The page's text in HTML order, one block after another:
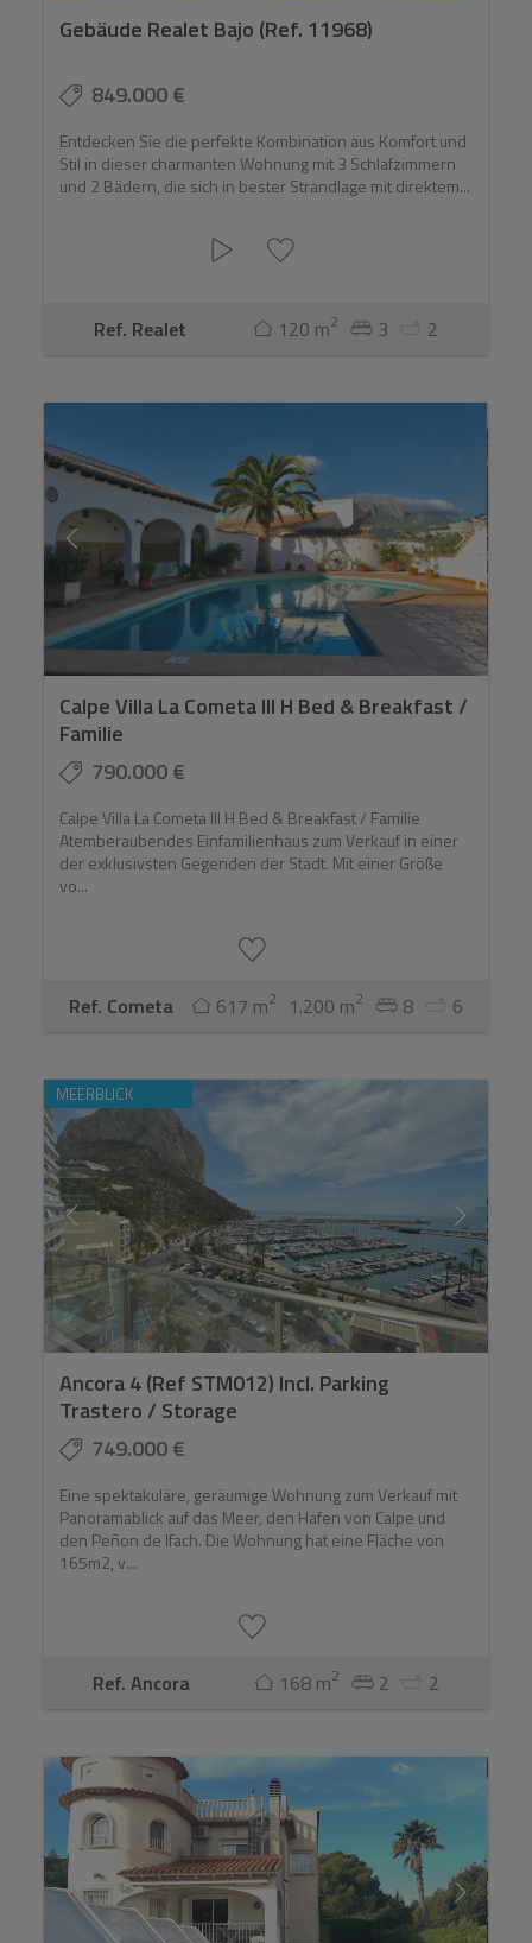
Gebäude Realet Bajo (Ref. 11968)
849.000 €
Entdecken Sie die perfekte Kombination aus Komfort und
Stil in dieser charmanten Wohnung mit 3 Schlafzimmern
und 2 Bädern, die sich in bester Strandlage mit direktem...
Ref. Realet 120 m2 3 2
Calpe Villa La Cometa III H Bed & Breakfast /
Familie
790.000 €
Calpe Villa La Cometa III H Bed & Breakfast / Familie
Atemberaubendes Einfamilienhaus zum Verkauf in einer
der exklusivsten Gegenden der Stadt. Mit einer Größe
vo...
Ref. Cometa 617 m2 1.200 m2 8 6
MEERBLICK
Ancora 4 (Ref STM012) Incl. Parking
Trastero / Storage
749.000 €
Eine spektakuläre, geräumige Wohnung zum Verkauf mit
Panoramablick auf das Meer, den Hafen von Calpe und
den Peñon de Ifach. Die Wohnung hat eine Fläche von
165m2, v...
Ref. Ancora 168 m2 2 2